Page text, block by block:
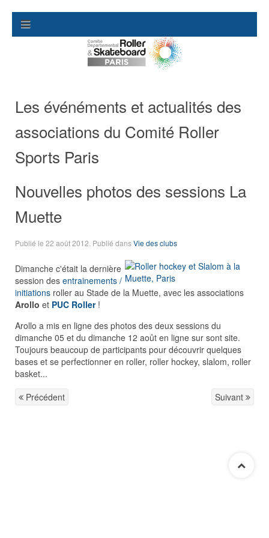
Les événéments et actualités des
associations du Comité Roller
Sports Paris
Nouvelles photos des sessions La
Muette
Publié le 22 août 2012 . Publié dansVie des clubs
Dimanche c'était la dernière
session des entrainements /
initiations roller au Stade de la Muette, avec les associations
Arollo et PUC Roller!
Arollo a mis en ligne des photos des deux sessions du
dimanche 05 et du dimanche 12 août en ligne sur sont site.
Toujours beaucoup de participants pour découvrir quelques
bases et se perfectionner en roller, roller hockey, slalom, roller
basket...
Précédent
Suivant